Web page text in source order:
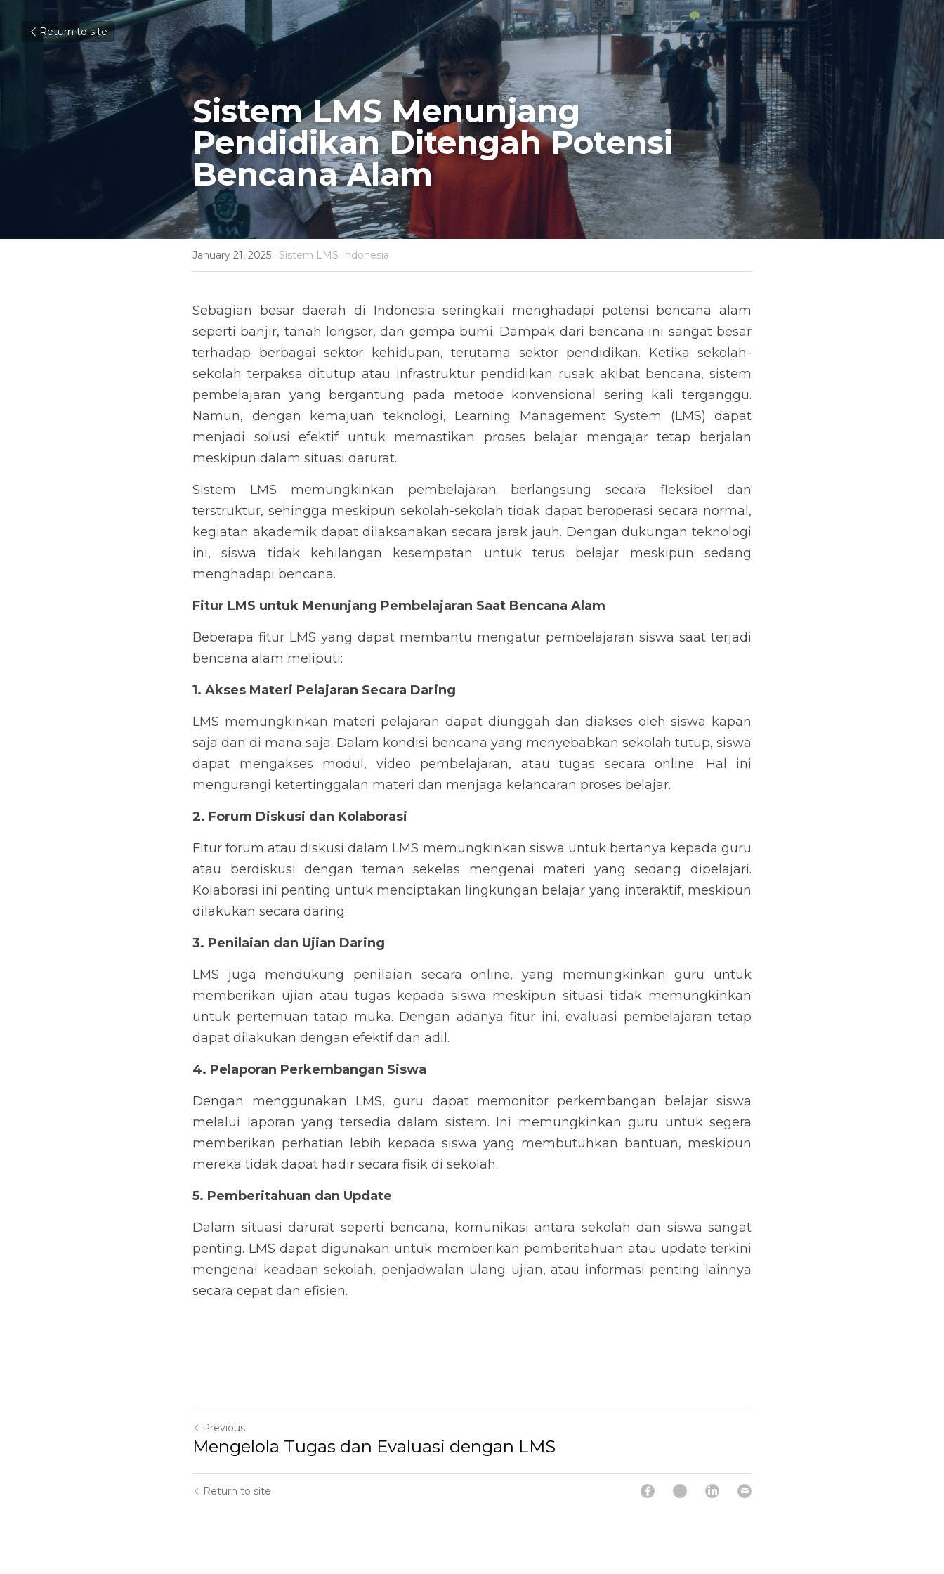
Return to site
Sistem LMS Menunjang
Pendidikan Ditengah Potensi
Bencana Alam
January 21, 2025 · Sistem LMS Indonesia
Sebagian besar daerah di Indonesia seringkali menghadapi potensi bencana alam
seperti banjir, tanah longsor, dan gempa bumi. Dampak dari bencana ini sangat besar
terhadap berbagai sektor kehidupan, terutama sektor pendidikan. Ketika sekolah-
sekolah terpaksa ditutup atau infrastruktur pendidikan rusak akibat bencana, sistem
pembelajaran yang bergantung pada metode konvensional sering kali terganggu.
Namun, dengan kemajuan teknologi, Learning Management System (LMS) dapat
menjadi solusi efektif untuk memastikan proses belajar mengajar tetap berjalan
meskipun dalam situasi darurat.
Sistem LMS memungkinkan pembelajaran berlangsung secara fleksibel dan
terstruktur, sehingga meskipun sekolah-sekolah tidak dapat beroperasi secara normal,
kegiatan akademik dapat dilaksanakan secara jarak jauh. Dengan dukungan teknologi
ini, siswa tidak kehilangan kesempatan untuk terus belajar meskipun sedang
menghadapi bencana.
Fitur LMS untuk Menunjang Pembelajaran Saat Bencana Alam
Beberapa fitur LMS yang dapat membantu mengatur pembelajaran siswa saat terjadi
bencana alam meliputi:
1. Akses Materi Pelajaran Secara Daring
LMS memungkinkan materi pelajaran dapat diunggah dan diakses oleh siswa kapan
saja dan di mana saja. Dalam kondisi bencana yang menyebabkan sekolah tutup, siswa
dapat mengakses modul, video pembelajaran, atau tugas secara online. Hal ini
mengurangi ketertinggalan materi dan menjaga kelancaran proses belajar.
2. Forum Diskusi dan Kolaborasi
Fitur forum atau diskusi dalam LMS memungkinkan siswa untuk bertanya kepada guru
atau berdiskusi dengan teman sekelas mengenai materi yang sedang dipelajari.
Kolaborasi ini penting untuk menciptakan lingkungan belajar yang interaktif, meskipun
dilakukan secara daring.
3. Penilaian dan Ujian Daring
LMS juga mendukung penilaian secara online, yang memungkinkan guru untuk
memberikan ujian atau tugas kepada siswa meskipun situasi tidak memungkinkan
untuk pertemuan tatap muka. Dengan adanya fitur ini, evaluasi pembelajaran tetap
dapat dilakukan dengan efektif dan adil.
4. Pelaporan Perkembangan Siswa
Dengan menggunakan LMS, guru dapat memonitor perkembangan belajar siswa
melalui laporan yang tersedia dalam sistem. Ini memungkinkan guru untuk segera
memberikan perhatian lebih kepada siswa yang membutuhkan bantuan, meskipun
mereka tidak dapat hadir secara fisik di sekolah.
5. Pemberitahuan dan Update
Dalam situasi darurat seperti bencana, komunikasi antara sekolah dan siswa sangat
penting. LMS dapat digunakan untuk memberikan pemberitahuan atau update terkini
mengenai keadaan sekolah, penjadwalan ulang ujian, atau informasi penting lainnya
secara cepat dan efisien.
Previous
Mengelola Tugas dan Evaluasi dengan LMS
Return to site